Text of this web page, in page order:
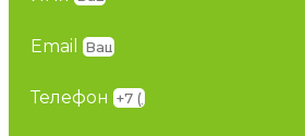
Email
Телефон